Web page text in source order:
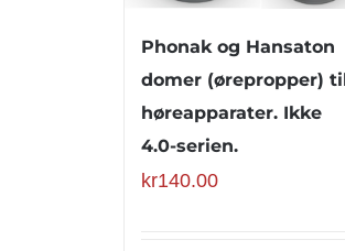
Phonak og Hansaton
domer (ørepropper)
høreapparater. Ikke
4.0-serien.
kr140.00